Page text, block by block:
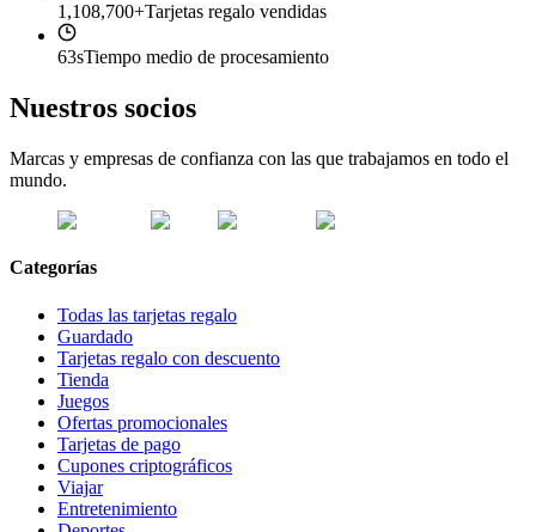
1,108,700+Tarjetas regalo vendidas
63sTiempo medio de procesamiento
Nuestros socios
Marcas y empresas de confianza con las que trabajamos en todo el
mundo.
Categorías
Todas las tarjetas regalo
Guardado
Tarjetas regalo con descuento
Tienda
Juegos
Ofertas promocionales
Tarjetas de pago
Cupones criptográficos
Viajar
Entretenimiento